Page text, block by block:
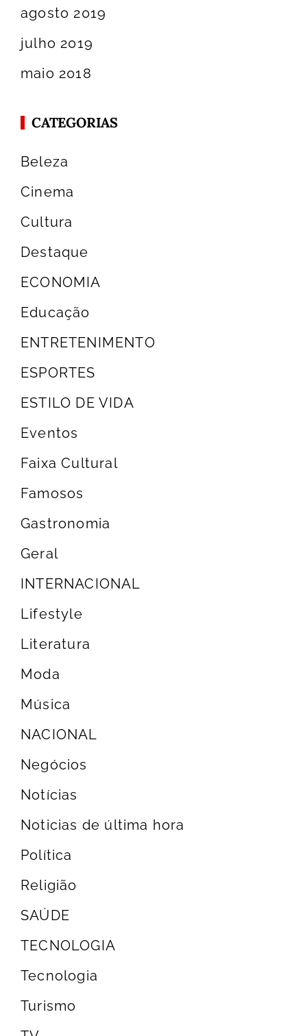
agosto 2019
julho 2019
maio 2018
CATEGORIAS
Beleza
Cinema
Cultura
Destaque
ECONOMIA
Educação
ENTRETENIMENTO
ESPORTES
ESTILO DE VIDA
Eventos
Faixa Cultural
Famosos
Gastronomia
Geral
INTERNACIONAL
Lifestyle
Literatura
Moda
Música
NACIONAL
Negócios
Notícias
Noticias de última hora
Política
Religião
SAÚDE
TECNOLOGIA
Tecnologia
Turismo